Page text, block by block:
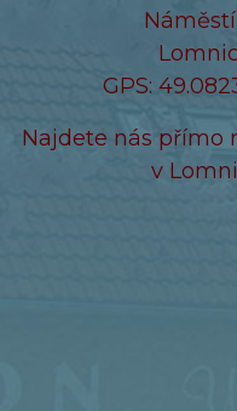
GPS:
Najdete nás přímo
v